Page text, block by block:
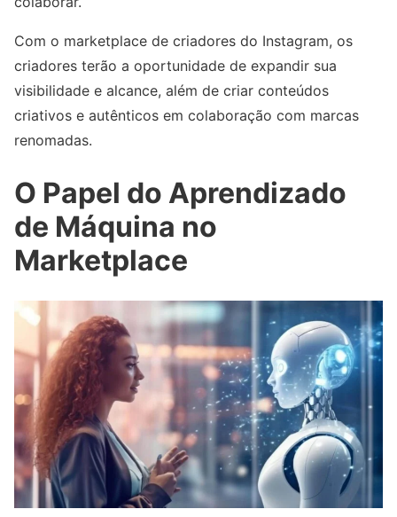
Com o marketplace de criadores do Instagram, os
criadores terão a oportunidade de expandir sua
visibilidade e alcance, além de criar conteúdos
criativos e autênticos em colaboração com marcas
renomadas.
O Papel do Aprendizado
de Máquina no
Marketplace